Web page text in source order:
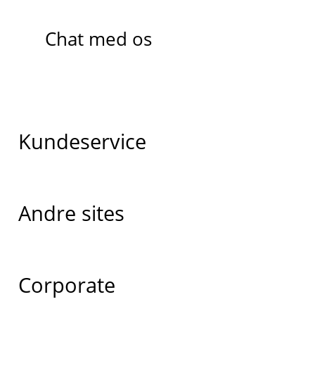
Chat med os
Kundeservice
Andre sites
Corporate